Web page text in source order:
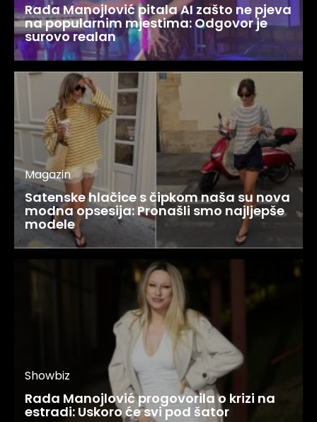
Rada Manojlović pitala AI zašto ne pjeva
na popularnim mjestima: Odgovor je
surovo realan
Magazin
Satenske hlačice s čipkom naša su nova
modna opsesija: Pronašli smo najljepše
modele
Showbiz
Rada Manojlović progovorila o krizi na
estradi: Uskoro će svi pod šator